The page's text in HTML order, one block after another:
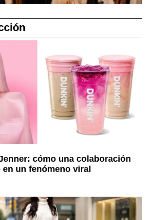
cómo una colaboración
un fenómeno viral